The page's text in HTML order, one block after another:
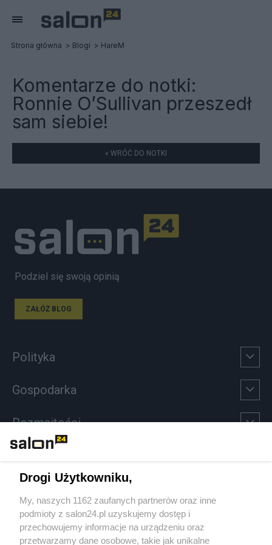
Strona główna Blogi HareM
Komentarze do notki:
Ronnie O’Sullivan przeszedł
sam siebie!
« WRÓĆ DO NOTKI
Podziel się swoją opinią
ZAŁÓŻ BLOG
Polityka
Gospodarka
Rozmaitości
Sport
Społeczeństwo
Drogi Użytkowniku,
My, naszych 1162 zaufanych partnerów oraz inne
podmioty z salon24.pl uzyskujemy dostęp i
przechowujemy informacje na urządzeniu oraz
przetwarzamy dane osobowe, takie jak unikalne